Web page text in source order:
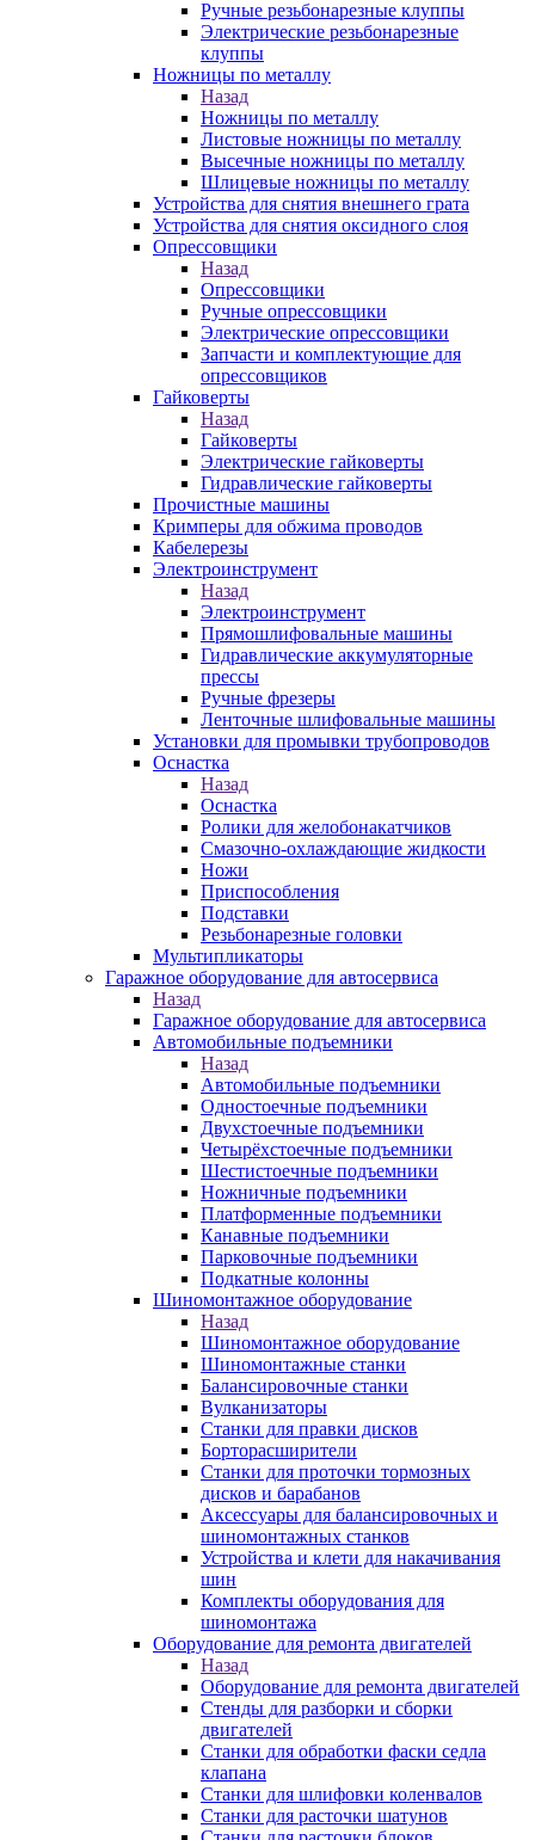
Ручные резьбонарезные клуппы
Электрические резьбонарезные
клуппы
Ножницы по металлу
Назад
Ножницы по металлу
Листовые ножницы по металлу
Высечные ножницы по металлу
Шлицевые ножницы по металлу
Устройства для снятия внешнего грата
Устройства для снятия оксидного слоя
Опрессовщики
Назад
Опрессовщики
Ручные опрессовщики
Электрические опрессовщики
Запчасти и комплектующие для
опрессовщиков
Гайковерты
Назад
Гайковерты
Электрические гайковерты
Гидравлические гайковерты
Прочистные машины
Кримперы для обжима проводов
Кабелерезы
Электроинструмент
Назад
Электроинструмент
Прямошлифовальные машины
Гидравлические аккумуляторные
прессы
Ручные фрезеры
Ленточные шлифовальные машины
Установки для промывки трубопроводов
Оснастка
Назад
Оснастка
Ролики для желобонакатчиков
Смазочно-охлаждающие жидкости
Ножи
Приспособления
Подставки
Резьбонарезные головки
Мультипликаторы
Гаражное оборудование для автосервиса
Назад
Гаражное оборудование для автосервиса
Автомобильные подъемники
Назад
Автомобильные подъемники
Одностоечные подъемники
Двухстоечные подъемники
Четырёхстоечные подъемники
Шестистоечные подъемники
Ножничные подъемники
Платформенные подъемники
Канавные подъемники
Парковочные подъемники
Подкатные колонны
Шиномонтажное оборудование
Назад
Шиномонтажное оборудование
Шиномонтажные станки
Балансировочные станки
Вулканизаторы
Станки для правки дисков
Борторасширители
Станки для проточки тормозных
дисков и барабанов
Аксессуары для балансировочных и
шиномонтажных станков
Устройства и клети для накачивания
шин
Комплекты оборудования для
шиномонтажа
Оборудование для ремонта двигателей
Назад
Оборудование для ремонта двигателей
Стенды для разборки и сборки
двигателей
Станки для обработки фаски седла
клапана
Станки для шлифовки коленвалов
Станки для расточки шатунов